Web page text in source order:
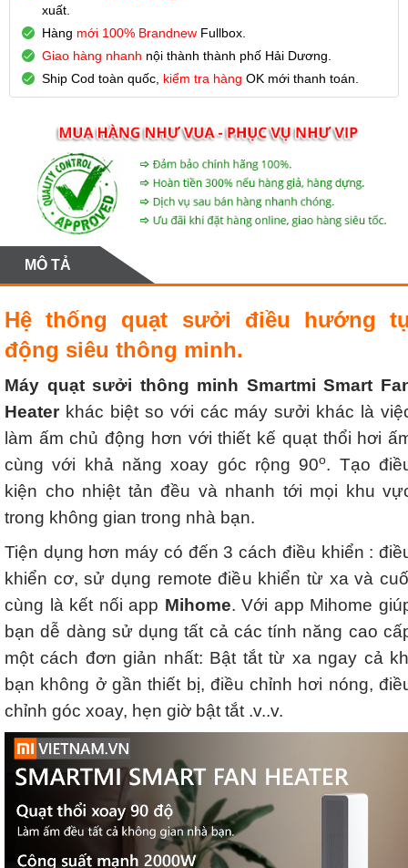
xuất.
Hàng mới 100% Brandnew Fullbox.
Giao hàng nhanh nội thành thành phố Hải Dương.
Ship Cod toàn quốc, kiểm tra hàng OK mới thanh toán.
MÔ TẢ
Hệ thống quạt sưởi điều hướng
động siêu thông minh.
Máy quạt sưởi thông minh Smartmi Smart
Heaterkhác biệt so với các máy sưởi khác là
làm ấm chủ động hơn với thiết kế quạt thổi hơi
cùng với khả năng xoay góc rộng 90o. Tạo
kiện cho nhiệt tản đều và nhanh tới mọi khu
trong không gian trong nhà bạn.
Tiện dụng hơn máy có đến 3 cách điều khiển :
khiển cơ, sử dụng remote điều khiển từ xa và
cùng là kết nối app Mihome. Với app Mihome
bạn dễ dàng sử dụng tất cả các tính năng cao
một cách đơn giản nhất: Bật tắt từ xa ngay cả
bạn không ở gần thiết bị, điều chỉnh hơi nóng,
chỉnh góc xoay, hẹn giờ bật tắt .v..v.